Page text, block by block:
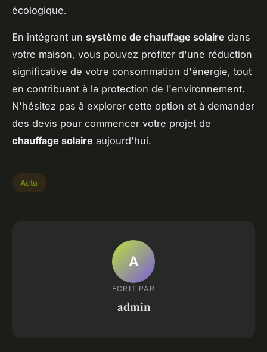
écologique.
En intégrant un système de chauffage solaire dans
votre maison, vous pouvez profiter d'une réduction
significative de votre consommation d'énergie, tout
en contribuant à la protection de l'environnement.
N'hésitez pas à explorer cette option et à demander
des devis pour commencer votre projet de
chauffage solaire aujourd'hui.
Actu
A
ECRIT PAR
admin